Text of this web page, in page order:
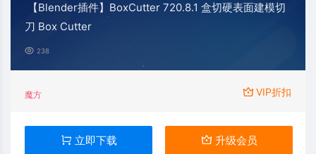
【Blender插件】BoxCutter 720.8.1 盒切硬表面建模切
刀 Box Cutter
238
魔方 VIP折扣
立即下载 升级会员